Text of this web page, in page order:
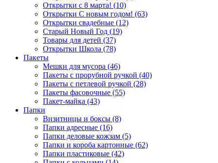
Открытки с 8 марта! (10)
Открытки С новым годом! (63)
Открытки свадебные (12)
Старый Новый Год (19)
Товары для детей (37)
Открытки Школа (78)
Пакеты
Мешки для мусора (46)
Пакеты с прорубной ручкой (40)
Пакеты с петлевой ручкой (28)
Пакеты фасовочные (55)
Пакет-майка (43)
Папки
Визитницы и боксы (8)
Папки адресные (16)
Папки деловые кожзам (5)
Папки и короба картонные (62)
Папки пластиковые (42)